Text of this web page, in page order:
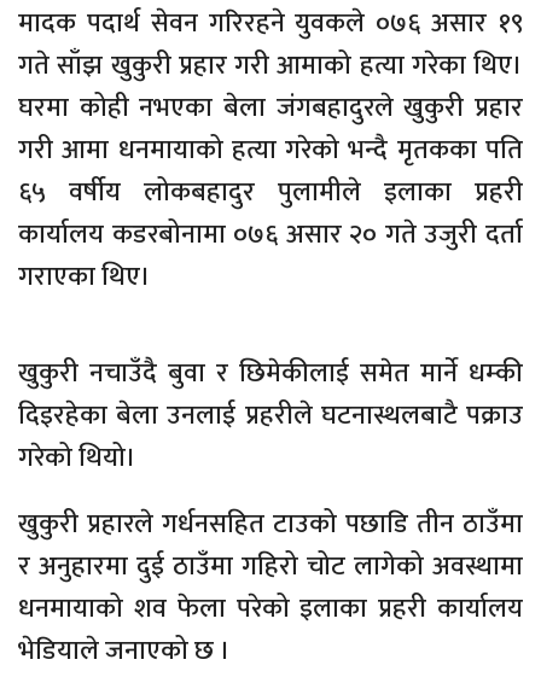
मादक पदार्थ सेवन गरिरहने युवकले ०७६ असार १९
गते साँझ खुकुरी प्रहार गरी आमाको हत्या गरेका थिए।
घरमा कोही नभएका बेला जंगबहादुरले खुकुरी प्रहार
गरी आमा धनमायाको हत्या गरेको भन्दै मृतकका पति
६५ वर्षीय लोकबहादुर पुलामीले इलाका प्रहरी
कार्यालय कडरबोनामा ०७६ असार २० गते उजुरी दर्ता
गराएका थिए।
खुकुरी नचाउँदै बुवा र छिमेकीलाई समेत मार्ने धम्की
दिइरहेका बेला उनलाई प्रहरीले घटनास्थलबाटै पक्राउ
गरेको थियो।
खुकुरी प्रहारले गर्धनसहित टाउको पछाडि तीन ठाउँमा
र अनुहारमा दुई ठाउँमा गहिरो चोट लागेको अवस्थामा
धनमायाको शव फेला परेको इलाका प्रहरी कार्यालय
भेडियाले जनाएको छ ।